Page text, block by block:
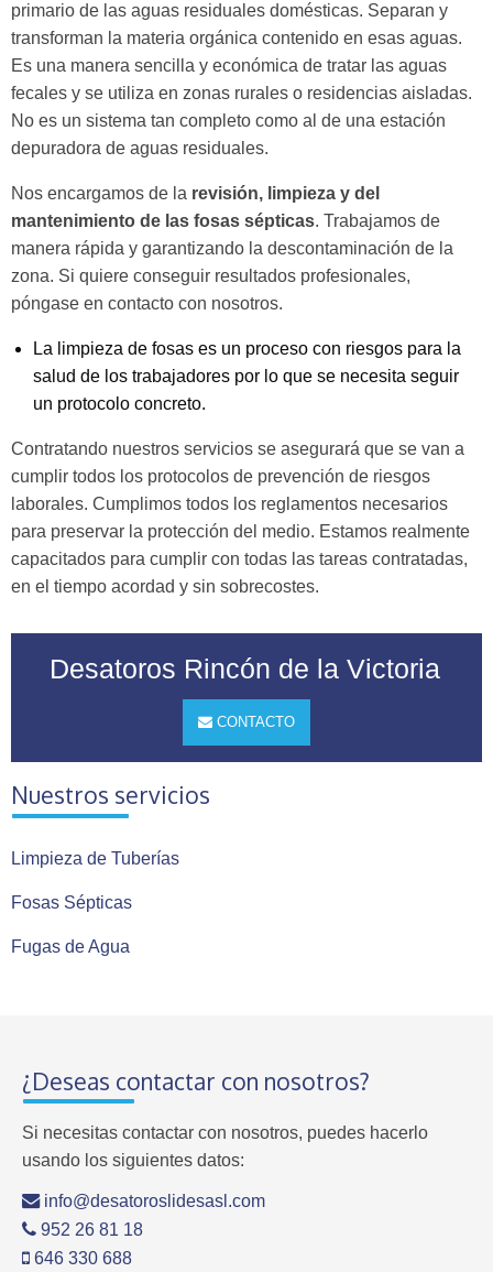
primario de las aguas residuales domésticas. Separan y
transforman la materia orgánica contenido en esas aguas.
Es una manera sencilla y económica de tratar las aguas
fecales y se utiliza en zonas rurales o residencias aisladas.
No es un sistema tan completo como al de una estación
depuradora de aguas residuales.
Nos encargamos de la revisión, limpieza y del
mantenimiento de las fosas sépticas. Trabajamos de
manera rápida y garantizando la descontaminación de la
zona. Si quiere conseguir resultados profesionales,
póngase en contacto con nosotros.
La limpieza de fosas es un proceso con riesgos para la
salud de los trabajadores por lo que se necesita seguir
un protocolo concreto.
Contratando nuestros servicios se asegurará que se van a
cumplir todos los protocolos de prevención de riesgos
laborales. Cumplimos todos los reglamentos necesarios
para preservar la protección del medio. Estamos realmente
capacitados para cumplir con todas las tareas contratadas,
en el tiempo acordad y sin sobrecostes.
Desatoros Rincón de la Victoria
CONTACTO
Nuestros servicios
Limpieza de Tuberías
Fosas Sépticas
Fugas de Agua
¿Deseas contactar con nosotros?
Si necesitas contactar con nosotros, puedes hacerlo
usando los siguientes datos:
info@desatoroslidesasl.com
952 26 81 18
646 330 688